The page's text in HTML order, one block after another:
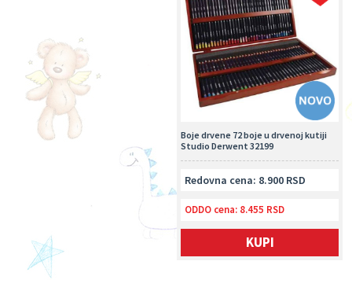
Boje drvene 72 boje u drvenoj kutiji
Studio Derwent 32199
Redovna cena: 8.900 RSD
ODDO cena: 8.455 RSD
KUPI